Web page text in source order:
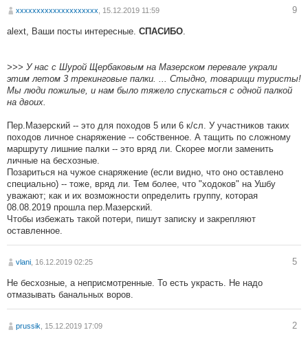
хххххххххххххххххххх , 15.12.2019 11:59 9
alext, Ваши посты интересные. СПАСИБО.
>>> У нас с Шурой Щербаковым на Мазерском перевале украли
этим летом 3 трекинговые палки. ... Стыдно, товарищи туристы!
Мы люди пожилые, и нам было тяжело спускаться с одной палкой
на двоих.
Пер.Мазерский -- это для походов 5 или 6 к/сл. У участников таких
походов личное снаряжение -- собственное. А тащить по сложному
маршруту лишние палки -- это вряд ли. Скорее могли заменить
личные на бесхозные.
Позариться на чужое снаряжение (если видно, что оно оставлено
специально) -- тоже, вряд ли. Тем более, что "ходоков" на Ушбу
уважают; как и их возможности определить группу, которая
08.08.2019 прошла пер.Мазерский.
Чтобы избежать такой потери, пишут записку и закрепляют
оставленное.
vlani , 16.12.2019 02:25 5
Не бесхозные, а неприсмотренные. То есть украсть. Не надо
отмазывать банальных воров.
prussik , 15.12.2019 17:09 2